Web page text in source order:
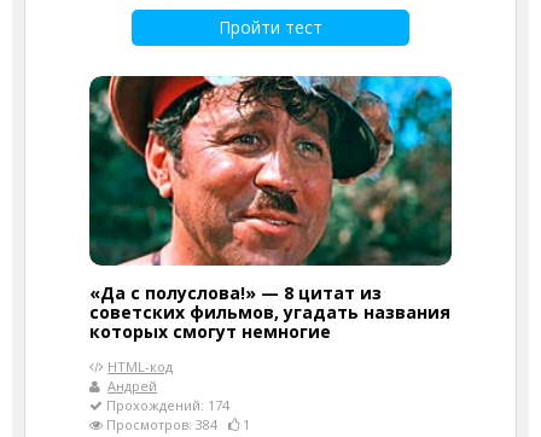
Пройти тест
«Да с полуслова!» — 8 цитат из
советских фильмов, угадать названия
которых смогут немногие
HTML-код
Андрей
Прохождений: 174
Просмотров: 384
1